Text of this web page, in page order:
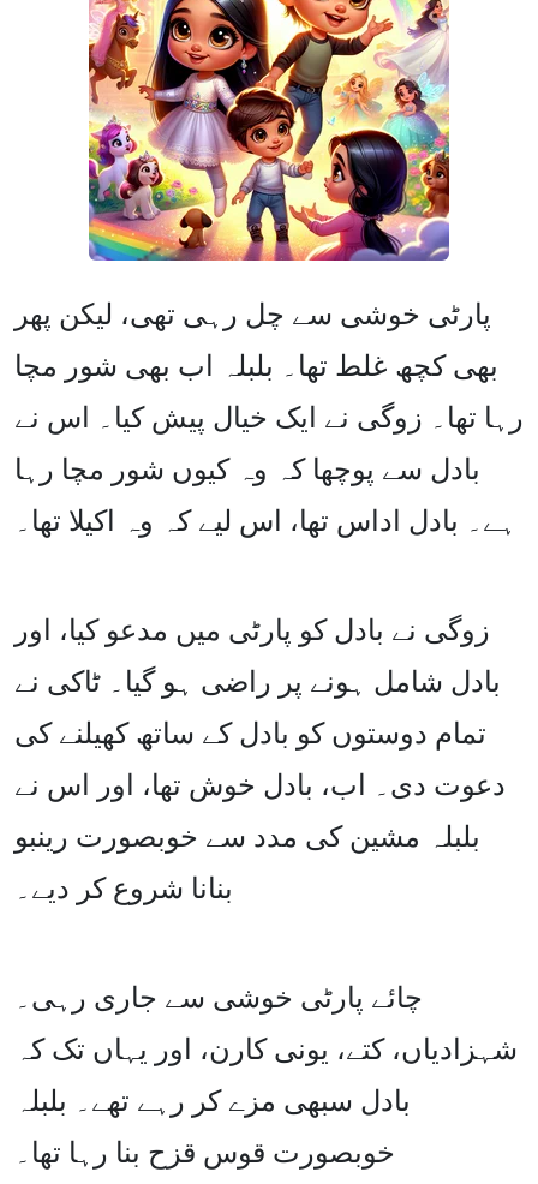
پارٹی خوشی سے چل رہی تھی، لیکن پھر
بھی کچھ غلط تھا۔ بلبلہ اب بھی شور مچا
رہا تھا۔ زوگی نے ایک خیال پیش کیا۔ اس نے
بادل سے پوچھا کہ وہ کیوں شور مچا رہا
ہے۔ بادل اداس تھا، اس لیے کہ وہ اکیلا تھا۔
زوگی نے بادل کو پارٹی میں مدعو کیا، اور
بادل شامل ہونے پر راضی ہو گیا۔ ٹاکی نے
تمام دوستوں کو بادل کے ساتھ کھیلنے کی
دعوت دی۔ اب، بادل خوش تھا، اور اس نے
بلبلہ مشین کی مدد سے خوبصورت رینبو
بنانا شروع کر دیے۔
چائے پارٹی خوشی سے جاری رہی۔
شہزادیاں، کتے، یونی کارن، اور یہاں تک کہ
بادل سبھی مزے کر رہے تھے۔ بلبلہ
خوبصورت قوس قزح بنا رہا تھا۔